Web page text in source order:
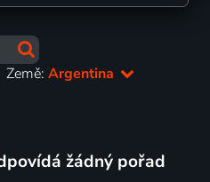
Země:Argentina
žádný pořad